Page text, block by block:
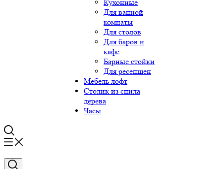
Кухонные
Для ванной
комнаты
Для столов
Для баров и
кафе
Барные стойки
Для ресепшен
Мебель лофт
Столик из спила
дерева
Часы